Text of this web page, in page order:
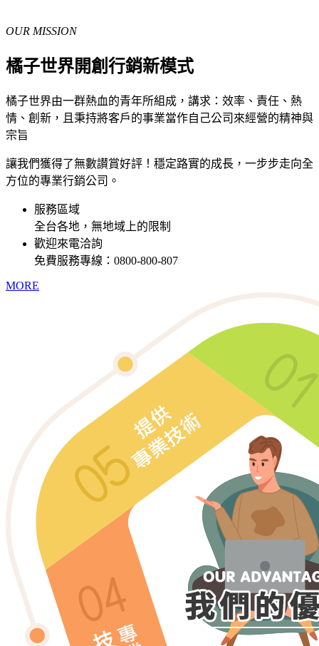
OUR MISSION
橘子世界開創行銷新模式
橘子世界由一群熱血的青年所組成，講求：效率、責任、熱
情、創新，且秉持將客戶的事業當作自己公司來經營的精神與
宗旨
讓我們獲得了無數讃賞好評！穩定路實的成長，一步步走向全
方位的專業行銷公司。
服務區域
全台各地，無地域上的限制
歡迎來電洽詢
免費服務專線：0800-800-807
MORE